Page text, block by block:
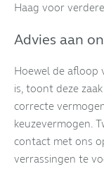
Haag voor
Advies aan
Hoewel de afloop
is, toont deze
correcte
keuzevermogen.
contact met ons
verrassingen te